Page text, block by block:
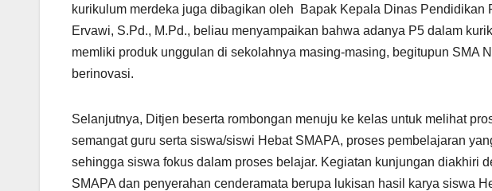
kurikulum merdeka juga dibagikan oleh Bapak Kepala Dinas
Ervawi, S.Pd., M.Pd., beliau menyampaikan bahwa adanya P5 dalam
memliki produk unggulan di sekolahnya masing-masing, begitupun SMA
berinovasi.
Selanjutnya, Ditjen beserta rombongan menuju ke kelas untuk melihat
semangat guru serta siswa/siswi Hebat SMAPA, proses pembelajaran
sehingga siswa fokus dalam proses belajar. Kegiatan kunjungan diakhiri
SMAPA dan penyerahan cenderamata berupa lukisan hasil karya siswa